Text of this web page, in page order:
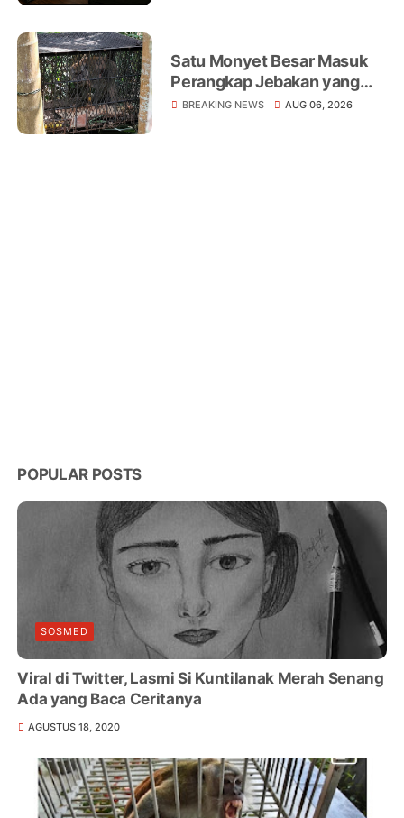
Satu Monyet Besar Masuk
Perangkap Jebakan yang
Dipasang di Belakang
BREAKING NEWS AUG 06, 2026
POPULAR POSTS
SOSMED
Viral di Twitter, Lasmi Si Kuntilanak Merah Senang
Ada yang Baca Ceritanya
AGUSTUS 18, 2020